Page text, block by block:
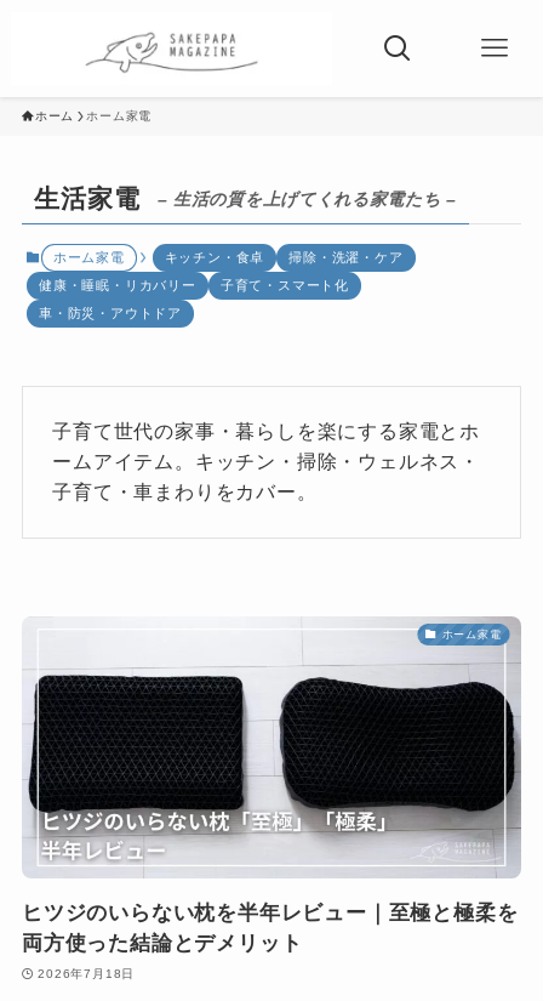
ホーム ホーム家電
生活家電 – 生活の質を上げてくれる家電たち –
ホーム家電 キッチン・食卓
掃除・洗濯・ケア
健康・睡眠・リカバリー
子育て・スマート化
車・防災・アウトドア
子育て世代の家事・暮らしを楽にする家電とホ
ームアイテム。キッチン・掃除・ウェルネス・
子育て・車まわりをカバー。
ホーム家電
ヒツジのいらない枕を半年レビュー｜至極と極柔を
両方使った結論とデメリット
2026年7月18日